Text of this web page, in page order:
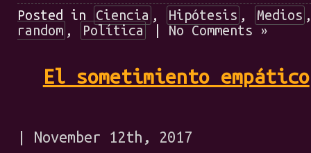
Posted in Ciencia , Hipótesis , Medios
random , Política|No Comments »
El sometimiento empático
| November 12th, 2017